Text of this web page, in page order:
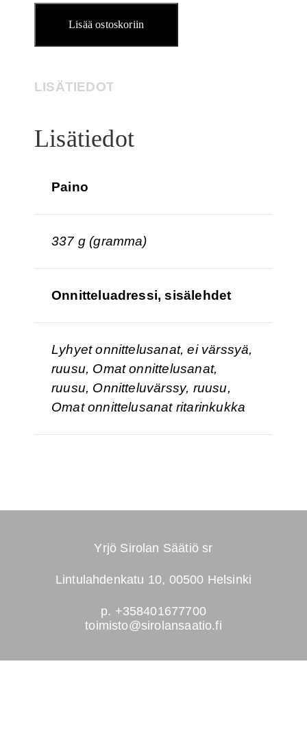
Lisää ostoskoriin
LISÄTIEDOT
Lisätiedot
Paino
337 g (gramma)
Onnitteluadressi, sisälehdet
Lyhyet onnittelusanat, ei värssyä,
ruusu, Omat onnittelusanat,
ruusu, Onnitteluvärssy, ruusu,
Omat onnittelusanat ritarinkukka
Yrjö Sirolan Säätiö sr
Lintulahdenkatu 10, 00500 Helsinki
p. +358401677700
toimisto@sirolansaatio.fi